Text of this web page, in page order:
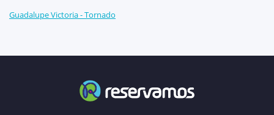
Guadalupe Victoria - Tornado